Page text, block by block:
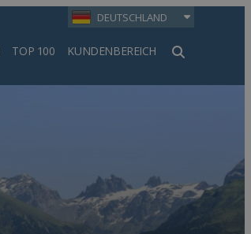
DEUTSCHLAND
TOP 100 KUNDENBEREICH